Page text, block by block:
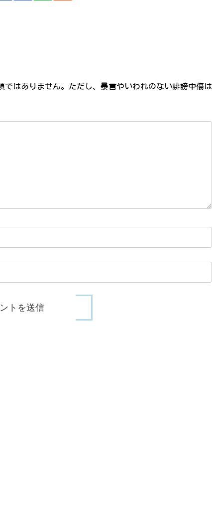
ではありません。ただし、暴言やいわれのない誹謗中傷は